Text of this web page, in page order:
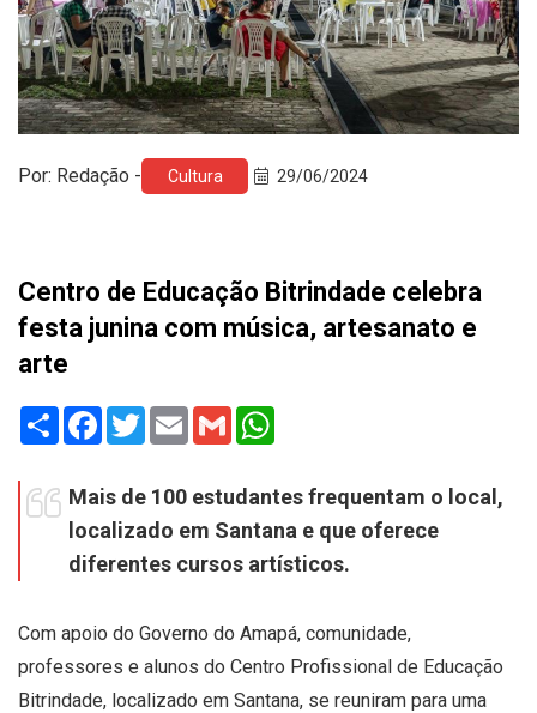
Por: Redação - Cultura 29/06/2024
Centro de Educação Bitrindade celebra
festa junina com música, artesanato e
arte
Share Facebook
TwitterEmail Gmail
Mais de 100 estudantes frequentam o local,
localizado em Santana e que oferece
diferentes cursos artísticos.
Com apoio do Governo do Amapá, comunidade,
professores e alunos do Centro Profissional de Educação
Bitrindade, localizado em Santana, se reuniram para uma